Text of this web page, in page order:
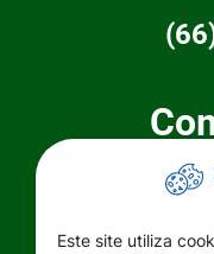
Prefeitura
Este site utiliza